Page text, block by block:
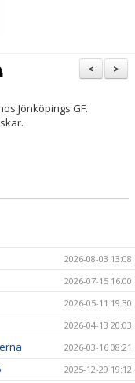
>
<
Jönköpings GF.
2026-08-03 13:08
2026-07-15 16:00
2026-05-11 19:30
2026-04-13 20:03
2026-03-16 08:21
2025-12-29 19:12